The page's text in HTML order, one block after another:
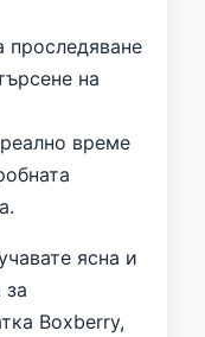
проследяване
на
време
ясна и
Boxberry,